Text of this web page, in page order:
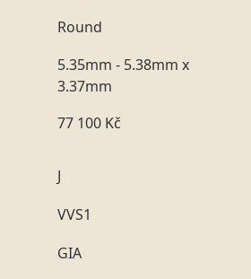
Round
5.35mm - 5.38mm x
3.37mm
77 100 Kč
J
VVS1
GIA